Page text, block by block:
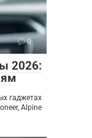
0
2026:
гаджетах
Alpine